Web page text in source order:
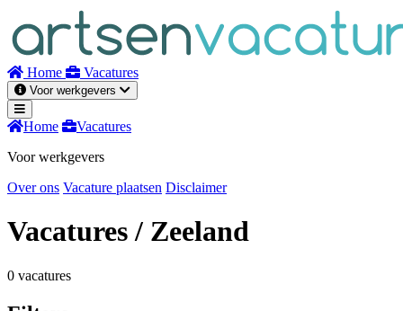
inhoud
Home Vacatures
Voor werkgevers
Home
Vacatures
Voor werkgevers
Over ons Vacature plaatsen Disclaimer
Vacatures/ Zeeland
0 vacatures